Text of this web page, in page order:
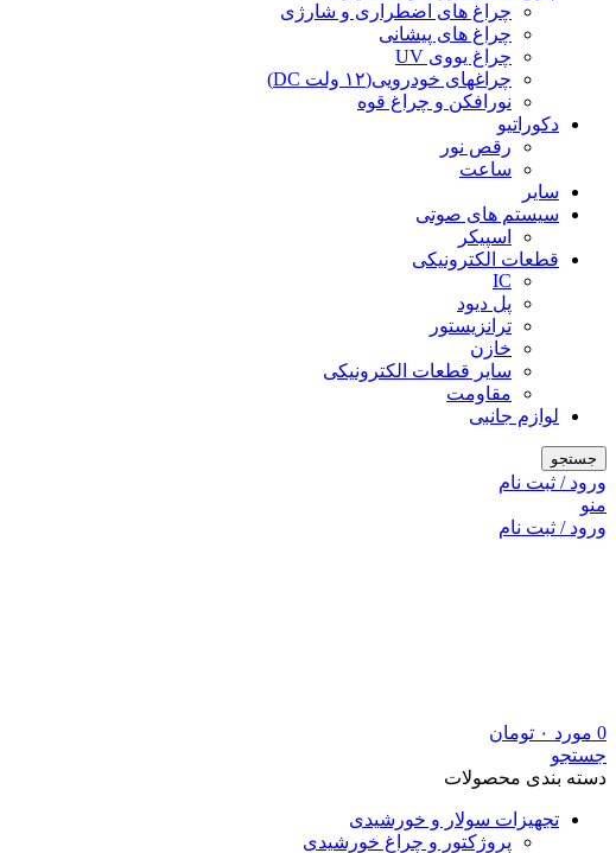
چراغ های اضطراری و شارژی
چراغ های پیشانی
چراغ یووی UV
چراغهای خودرویی(۱۲ ولت DC)
نورافکن و چراغ قوه
دکوراتیو
رقص نور
ساعت
سایر
سیستم های صوتی
اسپیکر
قطعات الکترونیکی
IC
پل دیود
ترانزیستور
خازن
سایر قطعات الکترونیکی
مقاومت
لوازم جانبی
جستجو
ورود / ثبت نام
منو
ورود / ثبت نام
0 مورد ۰ تومان
جستجو
دسته بندی محصولات
تجهیزات سولار و خورشیدی
پروژکتور و چراغ خورشیدی